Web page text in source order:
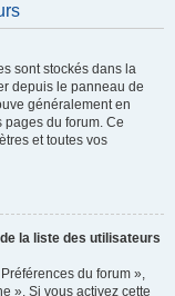
sont stockés dans la
depuis le panneau de
généralement en
pages du forum. Ce
et toutes vos
la liste des utilisateurs
du forum »,
». Si vous activez cette